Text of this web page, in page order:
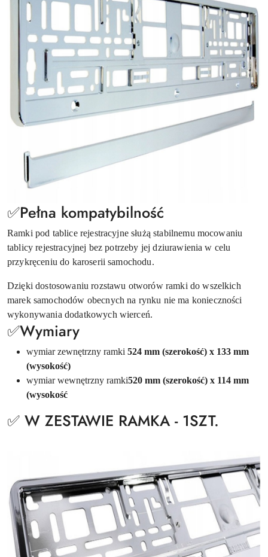
✅Pełna kompatybilność
Ramki pod tablice rejestracyjne służą stabilnemu mocowaniu
tablicy rejestracyjnej bez potrzeby jej dziurawienia w celu
przykręceniu do karoserii samochodu.
Dzięki dostosowaniu rozstawu otworów ramki do wszelkich
marek samochodów obecnych na rynku nie ma konieczności
wykonywania dodatkowych wierceń.
✅Wymiary
wymiar zewnętrzny ramki 524 mm (szerokość) x 133 mm
(wysokość)
wymiar wewnętrzny ramki520 mm (szerokość) x 114 mm
(wysokość
✅ W ZESTAWIE RAMKA - 1SZT.